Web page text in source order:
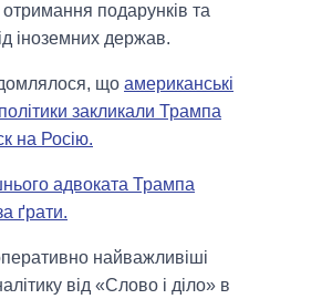
подарунків та
іноземних держав.
що американські
закликали Трампа
на Росію.
адвоката Трампа
ґрати.
найважливіші
від «Слово і діло» в